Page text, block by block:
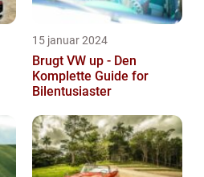
15 januar 2024
Brugt VW up - Den
Komplette Guide for
Bilentusiaster